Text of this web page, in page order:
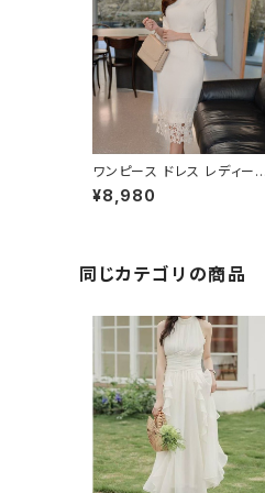
ワンピース ドレス レディース
春夏 秋冬 春 夏 秋 冬 白 ドレ
スワンピース ドレス タイトワ
ス ミモレ丈ワンピース OL レ
ース ラッパ袖 エレガント フォ
タイト ドレスワンピース お
ばれ 韓国 ファッション オフィ
スカジュアル 韓国風 キャバド
レス ナイトドレス ナイトワン
ピ 上品 ホワイト 大人 カジュ
アル 10代 20代 30代 40代
C-OSS0107
¥8,980
同じカテゴリの商品